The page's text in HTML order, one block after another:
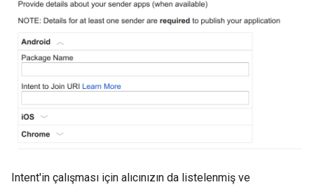
Intent'in çalışması için alıcınızın da listelenmiş ve